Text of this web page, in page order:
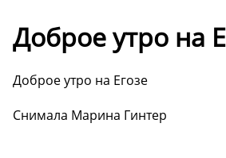
Доброе утро на
Доброе утро на Егозе
Снимала Марина Гинтер